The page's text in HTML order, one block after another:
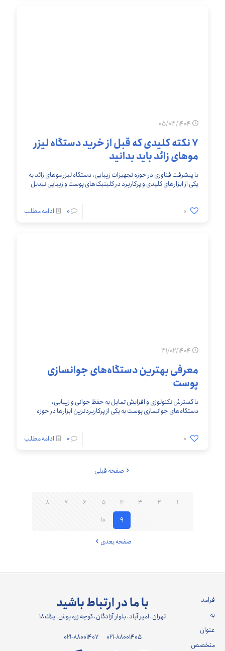
05/03/1404
۷ نکته کلیدی که قبل از خرید دستگاه لیزر
موهای زائد باید بدانید
با پیشرفت فناوری در حوزه تجهیزات زیبایی، دستگاه‌ لیزر موهای زائد به
یکی از ابزارهای کلیدی و پرکاربرد در کلینیک‌های پوست و زیبایی تبدیل
0
0 ادامه مطلب
31/02/1404
معرفی بهترین دستگاه‌های جوانسازی
پوست
با گسترش تکنولوژی و افزایش تمایل به حفظ جوانی و زیبایی،
دستگاه‌های جوانسازی پوست به یکی از پرکاربردترین ابزارها در حوزه
0
0 ادامه مطلب
صفحه قبلی
1
2
3
4
5
6
7
8
9
10
صفحه بعدی
فرامد
به
عنوان
متخصص
با ما در ارتباط باشید
تهران، امير آباد، بلوار آزادگان، كوچه زره پوش، پلاك ١٨
021-88001405
021-88001407